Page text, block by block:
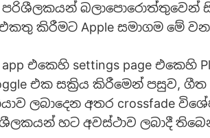
පරිශීලකයන් බලාපොරොත්තුවෙන්
එකතු කිරීමට Apple සමාගම මේ
app එකෙහි settings page එකෙහි
එක සක්‍රිය කිරීමෙන් පසුව, ගීත
ලබාදෙන අතර crossfade
හට අවස්ථාව ලබාදී